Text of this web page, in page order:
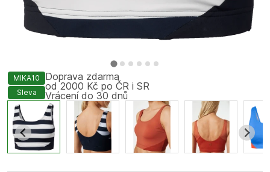
MIKA10
Sleva
Doprava zdarma
od 2000 Kč po ČR i SR
Vrácení do 30 dnů